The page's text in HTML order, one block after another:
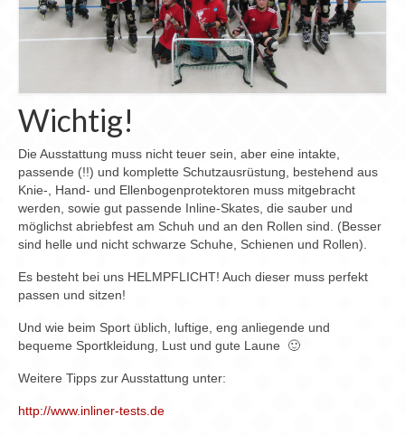
Wichtig!
Die Ausstattung muss nicht teuer sein, aber eine intakte,
passende (!!) und komplette Schutzausrüstung, bestehend aus
Knie-, Hand- und Ellenbogenprotektoren muss mitgebracht
werden, sowie gut passende Inline-Skates, die sauber und
möglichst abriebfest am Schuh und an den Rollen sind. (Besser
sind helle und nicht schwarze Schuhe, Schienen und Rollen).
Es besteht bei uns HELMPFLICHT! Auch dieser muss perfekt
passen und sitzen!
Und wie beim Sport üblich, luftige, eng anliegende und
bequeme Sportkleidung, Lust und gute Laune 🙂
Weitere Tipps zur Ausstattung unter:
http://www.inliner-tests.de